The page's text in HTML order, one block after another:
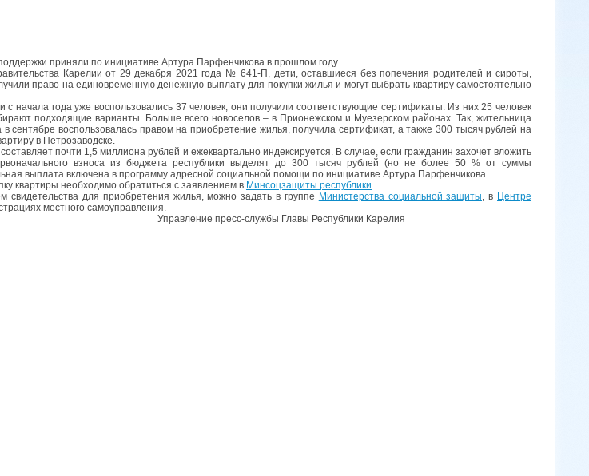
приняли по инициативе Артура Парфенчикова в прошлом году.
Карелии от 29 декабря 2021 года № 641-П, дети, оставшиеся без попечения родителей и сироты,
право на единовременную денежную выплату для покупки жилья и могут выбрать квартиру самостоятельно
начала года уже воспользовались 37 человек, они получили соответствующие сертификаты. Из них 25 человек
подходящие варианты. Больше всего новоселов – в Прионежском и Муезерском районах. Так, жительница
сентябре воспользовалась правом на приобретение жилья, получила сертификат, а также 300 тысяч рублей на
в Петрозаводске.
почти 1,5 миллиона рублей и ежеквартально индексируется. В случае, если гражданин захочет вложить
взноса из бюджета республики выделят до 300 тысяч рублей (но не более 50 % от суммы
выплата включена в программу адресной социальной помощи по инициативе Артура Парфенчикова.
квартиры необходимо обратиться с заявлением в Минсоцзащиты республики
свидетельства для приобретения жилья, можно задать в группе Министерства социальной защиты , в Центре
местного самоуправления.
службы Главы Республики Карелия